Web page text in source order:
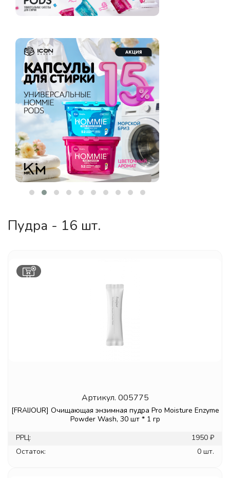
Пудра - 16 шт.
Артикул. 005775
[FRAIJOUR] Очищающая энзимная пудра Pro Moisture Enzyme
Powder Wash, 30 шт * 1 гр
РРЦ:
1950 ₽
Остаток:
0 шт.